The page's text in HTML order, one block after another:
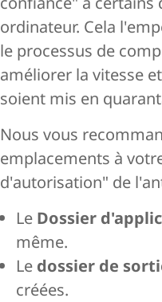
ordinateur. Cela
le processus de
améliorer la vitesse
soient mis en
Nous vous
emplacements à
d'autorisation" de
Le Dossier
même.
Le dossier de
créées.